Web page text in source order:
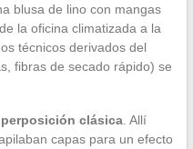
blusa de lino con mangas
la oficina climatizada a la
técnicos derivados del
fibras de secado rápido) se
clásica. Allí
capas para un efecto